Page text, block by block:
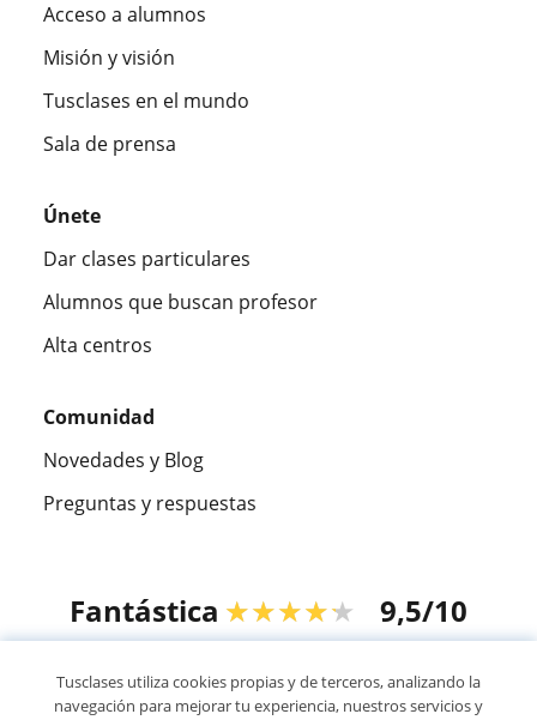
Acceso a alumnos
Misión y visión
Tusclases en el mundo
Sala de prensa
Únete
Dar clases particulares
Alumnos que buscan profesor
Alta centros
Comunidad
Novedades y Blog
Preguntas y respuestas
Fantástica ★★★★★ 9,5/10
Tusclases utiliza cookies propias y de terceros, analizando la
navegación para mejorar tu experiencia, nuestros servicios y